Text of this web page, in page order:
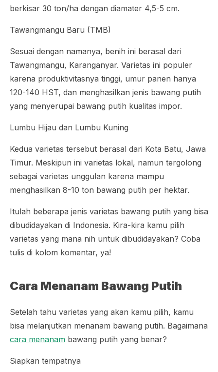
berkisar 30 ton/ha dengan diamater 4,5-5 cm.
Tawangmangu Baru (TMB)
Sesuai dengan namanya, benih ini berasal dari
Tawangmangu, Karanganyar. Varietas ini populer
karena produktivitasnya tinggi, umur panen hanya
120-140 HST, dan menghasilkan jenis bawang putih
yang menyerupai bawang putih kualitas impor.
Lumbu Hijau dan Lumbu Kuning
Kedua varietas tersebut berasal dari Kota Batu, Jawa
Timur. Meskipun ini varietas lokal, namun tergolong
sebagai varietas unggulan karena mampu
menghasilkan 8-10 ton bawang putih per hektar.
Itulah beberapa jenis varietas bawang putih yang bisa
dibudidayakan di Indonesia. Kira-kira kamu pilih
varietas yang mana nih untuk dibudidayakan? Coba
tulis di kolom komentar, ya!
Cara Menanam Bawang Putih
Setelah tahu varietas yang akan kamu pilih, kamu
bisa melanjutkan menanam bawang putih. Bagaimana
cara menanam bawang putih yang benar?
Siapkan tempatnya